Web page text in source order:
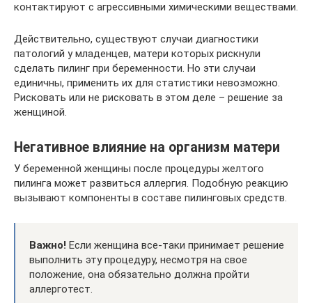
контактируют с агрессивными химическими веществами.
Действительно, существуют случаи диагностики
патологий у младенцев, матери которых рискнули
сделать пилинг при беременности. Но эти случаи
единичны, применить их для статистики невозможно.
Рисковать или не рисковать в этом деле – решение за
женщиной.
Негативное влияние на организм матери
У беременной женщины после процедуры желтого
пилинга может развиться аллергия. Подобную реакцию
вызывают компоненты в составе пилинговых средств.
Важно! Если женщина все-таки принимает решение
выполнить эту процедуру, несмотря на свое
положение, она обязательно должна пройти
аллерготест.